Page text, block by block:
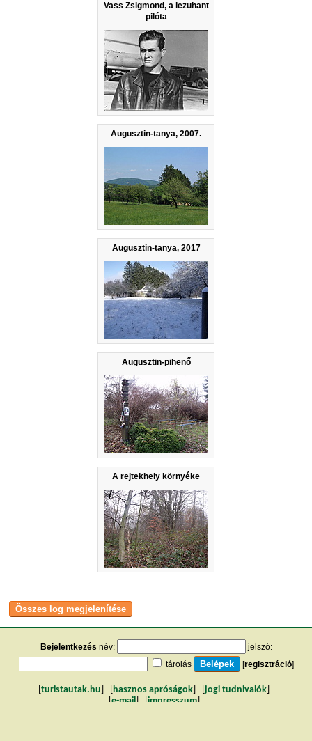
Vass Zsigmond, a lezuhant
pilóta
Augusztin-tanya, 2007.
Augusztin-tanya, 2017
Augusztin-pihenő
A rejtekhely környéke
Bejelentkezés név:
jelszó:
tárolás
[regisztráció]
turistautak.hu hasznos apróságok jogi tudnivalók
[e-mail] [impresszum]